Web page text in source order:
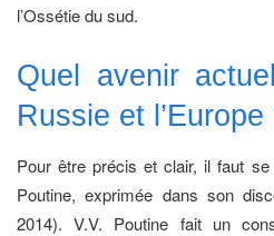
l’Ossétie du sud.
Quel avenir
Russie et l’Europe
Pour être précis et clair, il faut se
Poutine, exprimée dans son
2014). V.V. Poutine fait un